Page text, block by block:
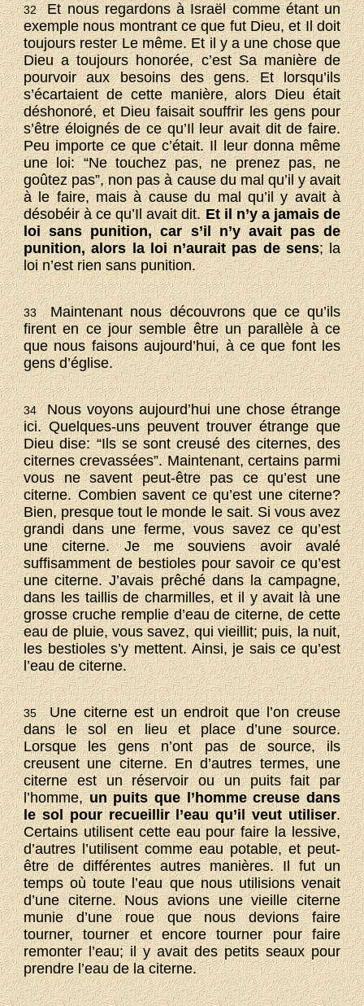
32Et nous regardons à Israël comme étant un
exemple nous montrant ce que fut Dieu, et Il doit
toujours rester Le même. Et il y a une chose que
Dieu a toujours honorée, c’est Sa manière de
pourvoir aux besoins des gens. Et lorsqu’ils
s’écartaient de cette manière, alors Dieu était
déshonoré, et Dieu faisait souffrir les gens pour
s’être éloignés de ce qu’Il leur avait dit de faire.
Peu importe ce que c’était. Il leur donna même
une loi: “Ne touchez pas, ne prenez pas, ne
goûtez pas”, non pas à cause du mal qu’il y avait
à le faire, mais à cause du mal qu’il y avait à
désobéir à ce qu’Il avait dit.Et il n’y a jamais de
loi sans punition, car s’il n’y avait pas de
punition, alors la loi n’aurait pas de sens; la
loi n’est rien sans punition.
33Maintenant nous découvrons que ce qu’ils
firent en ce jour semble être un parallèle à ce
que nous faisons aujourd’hui, à ce que font les
gens d’église.
34Nous voyons aujourd’hui une chose étrange
ici. Quelques-uns peuvent trouver étrange que
Dieu dise: “Ils se sont creusé des citernes, des
citernes crevassées”. Maintenant, certains parmi
vous ne savent peut-être pas ce qu’est une
citerne. Combien savent ce qu’est une citerne?
Bien, presque tout le monde le sait. Si vous avez
grandi dans une ferme, vous savez ce qu’est
une citerne. Je me souviens avoir avalé
suffisamment de bestioles pour savoir ce qu’est
une citerne. J’avais prêché dans la campagne,
dans les taillis de charmilles, et il y avait là une
grosse cruche remplie d’eau de citerne, de cette
eau de pluie, vous savez, qui vieillit; puis, la nuit,
les bestioles s’y mettent. Ainsi, je sais ce qu’est
l’eau de citerne.
35Une citerne est un endroit que l’on creuse
dans le sol en lieu et place d’une source.
Lorsque les gens n’ont pas de source, ils
creusent une citerne. En d’autres termes, une
citerne est un réservoir ou un puits fait par
l’homme,un puits que l’homme creuse dans
le sol pour recueillir l’eau qu’il veut utiliser.
Certains utilisent cette eau pour faire la lessive,
d’autres l’utilisent comme eau potable, et peut-
être de différentes autres manières. Il fut un
temps où toute l’eau que nous utilisions venait
d’une citerne. Nous avions une vieille citerne
munie d’une roue que nous devions faire
tourner, tourner et encore tourner pour faire
remonter l’eau; il y avait des petits seaux pour
prendre l’eau de la citerne.